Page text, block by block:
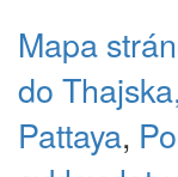
Mapa
do
Pattaya,